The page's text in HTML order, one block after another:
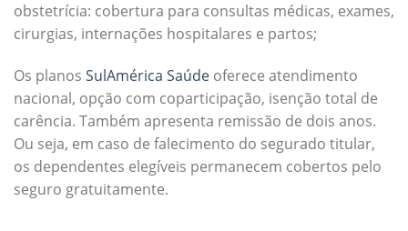
obstetrícia: cobertura para consultas médicas, exames,
cirurgias, internações hospitalares e partos;
Os planos SulAmérica Saúde oferece atendimento
nacional, opção com coparticipação, isenção total de
carência. Também apresenta remissão de dois anos.
Ou seja, em caso de falecimento do segurado titular,
os dependentes elegíveis permanecem cobertos pelo
seguro gratuitamente.